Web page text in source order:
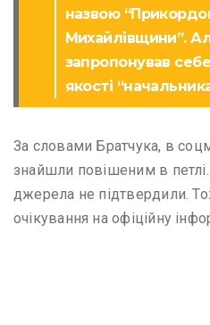
назвою
Михайлівщини”.
запропонував
якості
За словами Братчука, в
знайшли повішеним в
джерела не підтвердили.
очікування на офіційну